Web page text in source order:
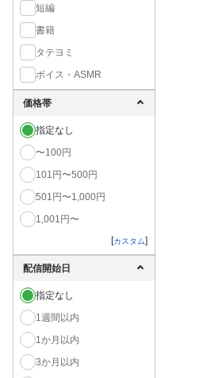
短編
書籍
タテヨミ
ボイス・ASMR
価格帯
指定なし
〜100円
101円〜500円
501円〜1,000円
1,001円〜
[カスタム]
配信開始日
指定なし
1週間以内
1か月以内
3か月以内